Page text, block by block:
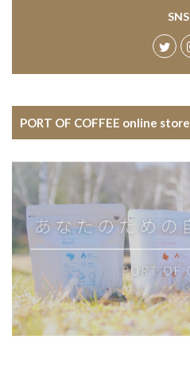
SNS
PORT OF COFFEE online store